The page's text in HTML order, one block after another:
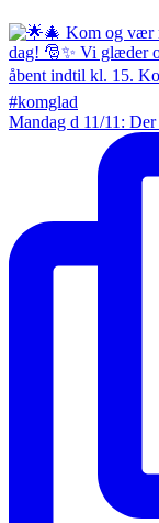
Mandag d 11/11: